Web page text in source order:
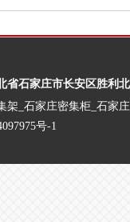
省石家庄市长安区胜利
架_石家庄密集柜_石家
号-1